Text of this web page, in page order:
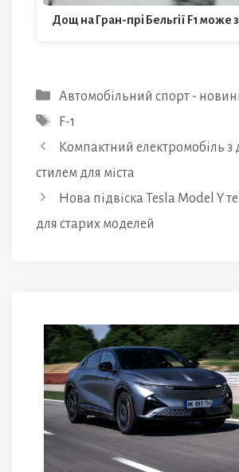
Дощ на Гран-прі Бельгії F1 може
Категорії
Автомобільний спорт -
Позначки
F-1
Компактний електромобіль
стилем для міста
Нова підвіска Tesla Model Y
для старих моделей